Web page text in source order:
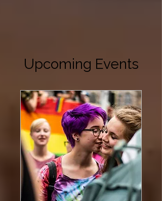
Upcoming Events